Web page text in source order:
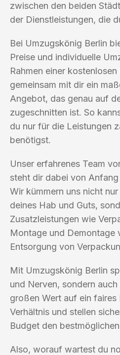
zwischen den beiden
der Dienstleistungen, die
Bei Umzugskönig Berlin
Preise und individuelle
Rahmen einer
gemeinsam mit dir ein
Angebot, das genau auf
zugeschnitten ist. So
du nur für die Leistungen
benötigst.
Unser erfahrenes Team
steht dir dabei von Anfang
Wir kümmern uns nicht
deines Hab und Guts,
Zusatzleistungen wie
Montage und Demontage
Entsorgung von
Mit Umzugskönig Berlin
und Nerven, sondern
großen Wert auf ein
Verhältnis und stellen
Budget den
Also, worauf wartest du